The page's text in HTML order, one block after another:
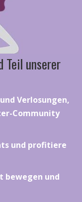
Teil unserer
Verlosungen,
Community
und profitiere
bewegen und